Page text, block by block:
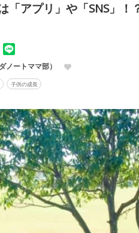
「アプリ」や「SNS」
ノートママ部）
子供の成長